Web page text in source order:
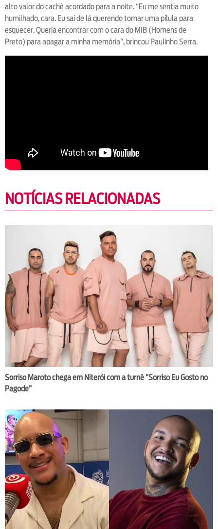
alto valor do cachê acordado para a noite. “Eu me sentia muito
humilhado, cara. Eu saí de lá querendo tomar uma pílula para
esquecer. Queria encontrar com o cara do MIB (Homens de
Preto) para apagar a minha memória”, brincou Paulinho Serra.
NOTÍCIAS RELACIONADAS
Sorriso Maroto chega em Niterói com a turnê “Sorriso Eu Gosto no
Pagode”